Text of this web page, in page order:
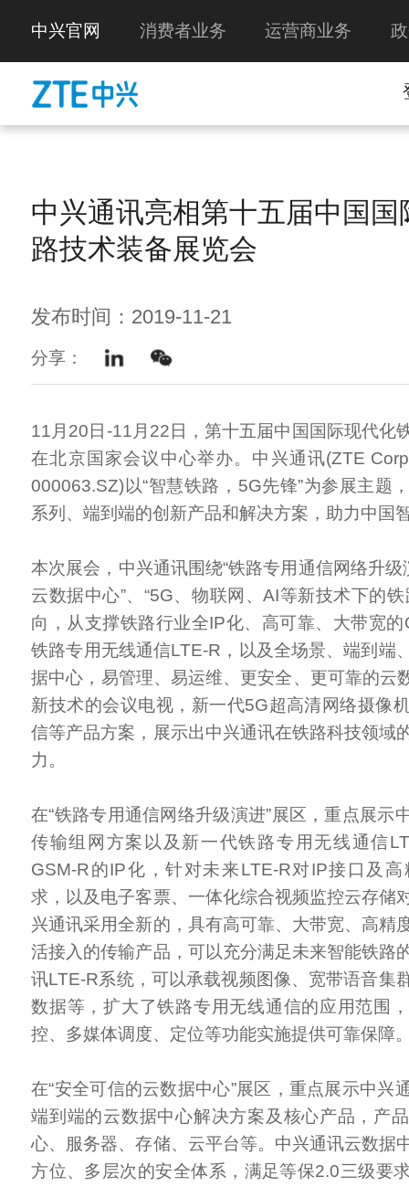
中兴官网 消费者业务 运营商业务
中兴通讯亮相第十五届中国国
路技术装备展览会
发布时间：2019-11-21
分享：
11月20日-11月22日，第十五届中国国际现代化
在北京国家会议中心举办。中兴通讯(ZTE
000063.SZ)以“智慧铁路，5G先锋”为参展主题
系列、端到端的创新产品和解决方案，助力中国
本次展会，中兴通讯围绕“铁路专用通信网络升级
云数据中心”、“5G、物联网、AI等新技术下的
向，从支撑铁路行业全IP化、高可靠、大带宽
铁路专用无线通信LTE-R，以及全场景、端到端
据中心，易管理、易运维、更安全、更可靠的云
新技术的会议电视，新一代5G超高清网络摄像
信等产品方案，展示出中兴通讯在铁路科技领域
力。
在“铁路专用通信网络升级演进”展区，重点展示
传输组网方案以及新一代铁路专用无线通信
GSM-R的IP化，针对未来LTE-R对IP接口及
求，以及电子客票、一体化综合视频监控云存储
兴通讯采用全新的，具有高可靠、大带宽、高精
活接入的传输产品，可以充分满足未来智能铁路
讯LTE-R系统，可以承载视频图像、宽带语音集
数据等，扩大了铁路专用无线通信的应用范围
控、多媒体调度、定位等功能实施提供可靠保障
在“安全可信的云数据中心”展区，重点展示中兴
端到端的云数据中心解决方案及核心产品，产
心、服务器、存储、云平台等。中兴通讯云数据
方位、多层次的安全体系，满足等保2.0三级要